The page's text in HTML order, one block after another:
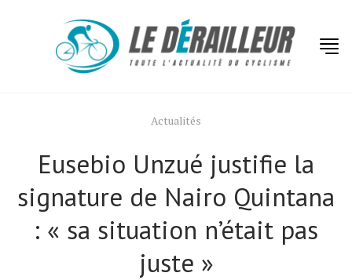
Actualités
Eusebio Unzué justifie la
signature de Nairo Quintana
: « sa situation n’était pas
juste »